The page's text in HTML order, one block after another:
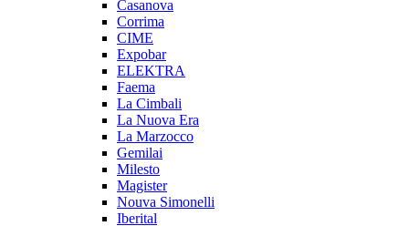
Casanova
Corrima
CIME
Expobar
ELEKTRA
Faema
La Cimbali
La Nuova Era
La Marzocco
Gemilai
Milesto
Magister
Nouva Simonelli
Iberital